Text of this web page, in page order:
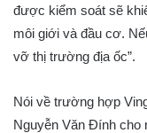
được kiểm soát sẽ
môi giới và đầu cơ.
vỡ thị trường địa ốc”.
Nói về trường hợp
Nguyễn Văn Đính cho